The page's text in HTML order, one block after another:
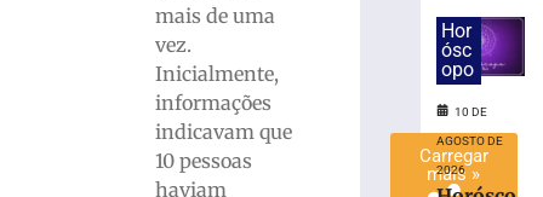
mais de uma
vez.
Inicialmente,
informações
indicavam que
10 pessoas
haviam
Carregar
mais »
Hor
ósc
opo
10 DE
AGOSTO DE
2026